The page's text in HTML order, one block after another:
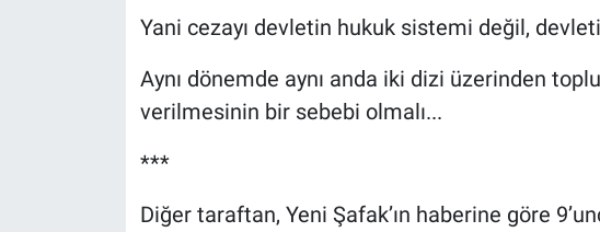
Yani cezayı devletin hukuk sistemi değil,
Aynı dönemde aynı anda iki dizi üzerinden
verilmesinin bir sebebi olmalı...
***
Diğer taraftan, Yeni Şafak’ın haberine göre